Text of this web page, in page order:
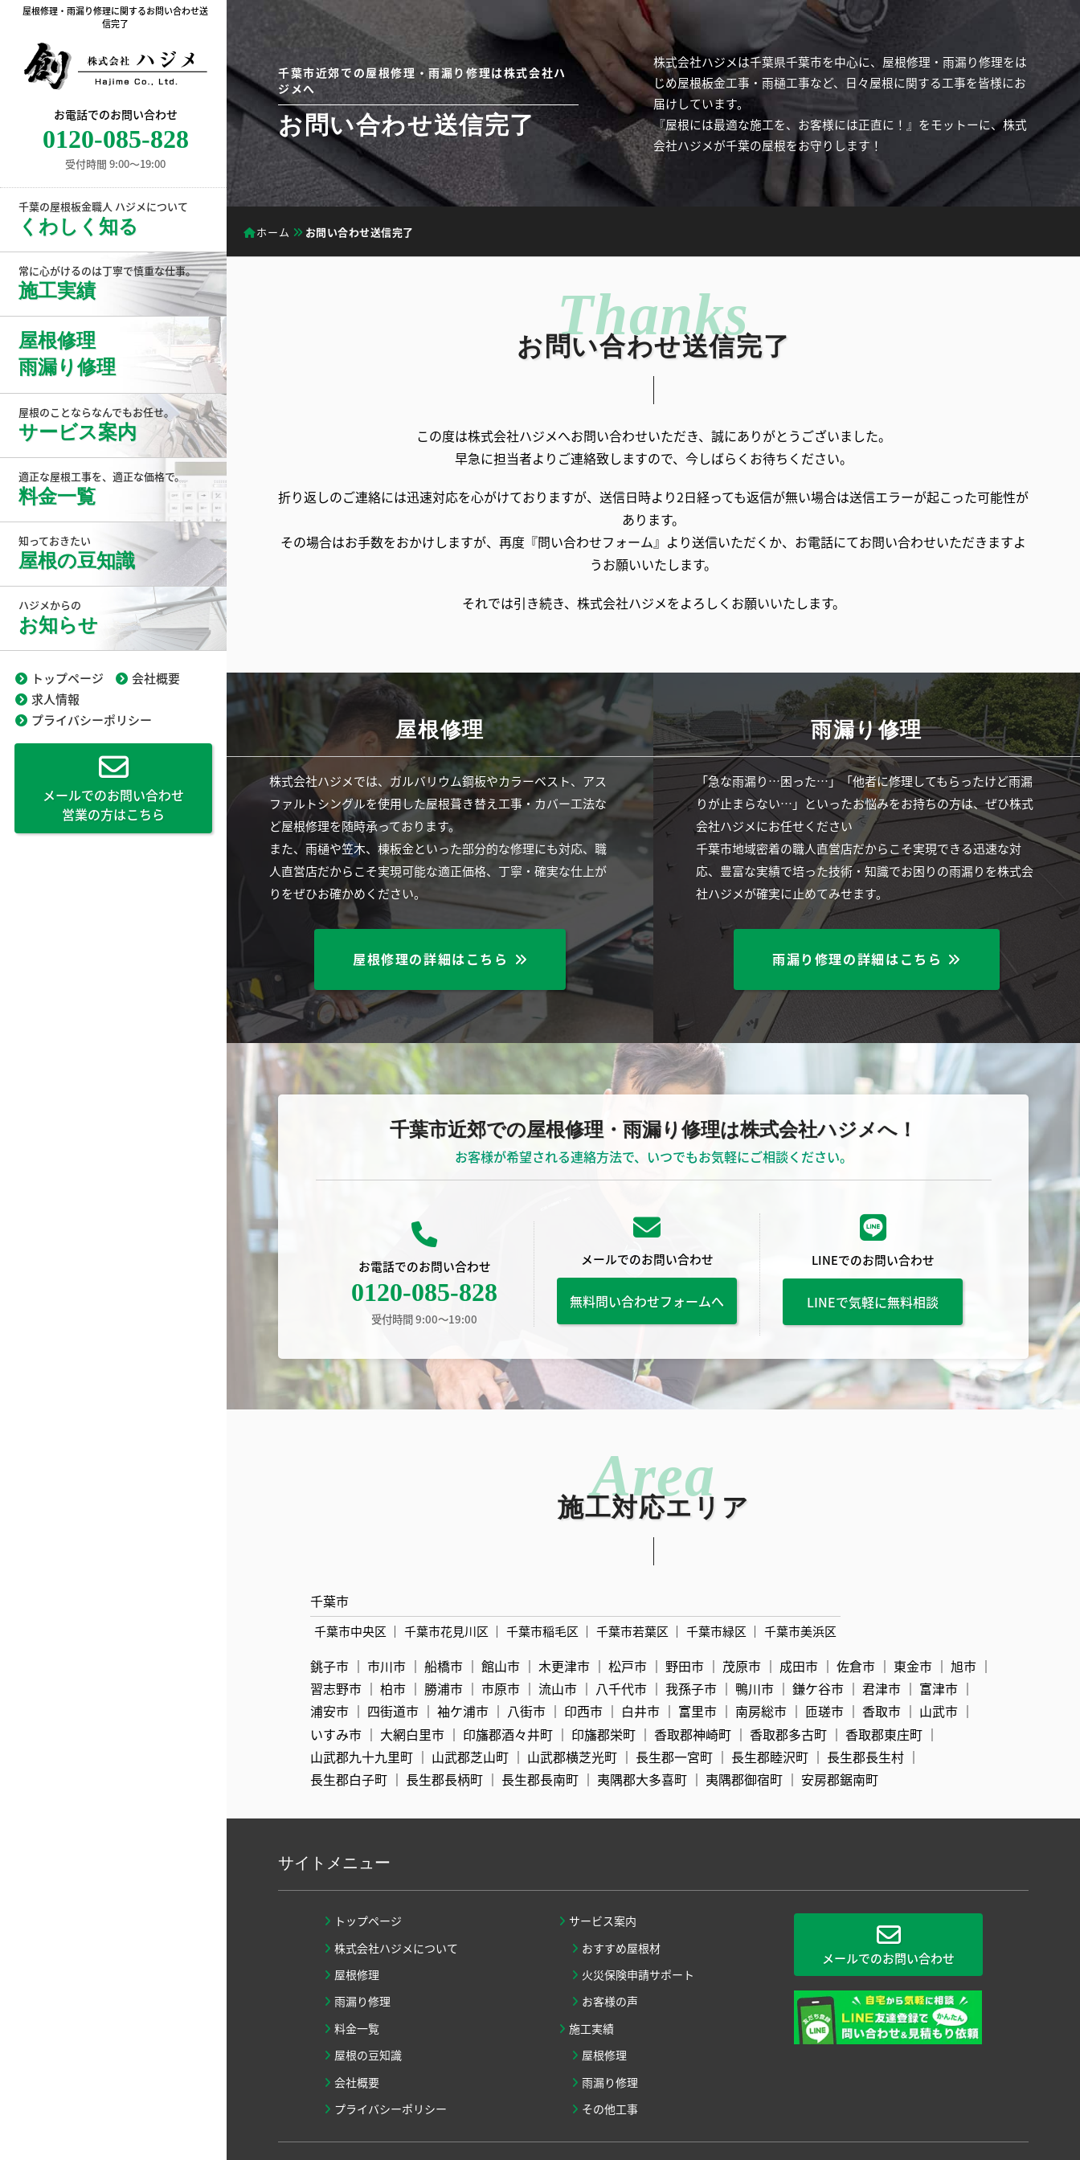
屋根修理・雨漏り修理に関するお問い合わせ送
信完了
お電話でのお問い合わせ
0120-085-828
受付時間 9:00〜19:00
千葉の屋根板金職人 ハジメについて
くわしく知る
常に心がけるのは丁寧で慎重な仕事。
施工実績
屋根修理
雨漏り修理
屋根のことならなんでもお任せ。
サービス案内
適正な屋根工事を、適正な価格で。
料金一覧
知っておきたい
屋根の豆知識
ハジメからの
お知らせ
トップページ
会社概要
求人情報
プライバシーポリシー
メールでのお問い合わせ
営業の方はこちら
千葉市近郊での屋根修理・雨漏り修理は株式会社ハ
ジメへ
お問い合わせ送信完了
株式会社ハジメは千葉県千葉市を中心に、屋根修理・雨漏り修理をは
じめ屋根板金工事・雨樋工事など、日々屋根に関する工事を皆様にお
届けしています。
『屋根には最適な施工を、お客様には正直に！』をモットーに、株式
会社ハジメが千葉の屋根をお守りします！
ホーム お問い合わせ送信完了
お問い合わせ送信完了
この度は株式会社ハジメへお問い合わせいただき、誠にありがとうございました。
早急に担当者よりご連絡致しますので、今しばらくお待ちください。
折り返しのご連絡には迅速対応を心がけておりますが、送信日時より2日経っても返信が無い場合は送信エラーが起こった可能性が
あります。
その場合はお手数をおかけしますが、再度『問い合わせフォーム』より送信いただくか、お電話にてお問い合わせいただきますよ
うお願いいたします。
それでは引き続き、株式会社ハジメをよろしくお願いいたします。
屋根修理
株式会社ハジメでは、ガルバリウム鋼板やカラーベスト、アス
ファルトシングルを使用した屋根葺き替え工事・カバー工法な
ど屋根修理を随時承っております。
また、雨樋や笠木、棟板金といった部分的な修理にも対応、職
人直営店だからこそ実現可能な適正価格、丁寧・確実な仕上が
りをぜひお確かめください。
屋根修理の詳細はこちら
雨漏り修理
「急な雨漏り…困った…」「他者に修理してもらったけど雨漏
りが止まらない…」といったお悩みをお持ちの方は、ぜひ株式
会社ハジメにお任せください
千葉市地域密着の職人直営店だからこそ実現できる迅速な対
応、豊富な実績で培った技術・知識でお困りの雨漏りを株式会
社ハジメが確実に止めてみせます。
雨漏り修理の詳細はこちら
千葉市近郊での屋根修理・雨漏り修理は株式会社ハジメへ！
お客様が希望される連絡方法で、いつでもお気軽にご相談ください。
お電話でのお問い合わせ
0120-085-828
受付時間 9:00〜19:00
メールでのお問い合わせ
無料問い合わせフォームへ
LINEでのお問い合わせ
LINEで気軽に無料相談
施工対応エリア
千葉市
千葉市中央区 千葉市花見川区 千葉市稲毛区 千葉市若葉区 千葉市緑区 千葉市美浜区
銚子市 市川市 船橋市 館山市 木更津市 松戸市 野田市 茂原市 成田市 佐倉市 東金市
旭市
習志野市
柏市 勝浦市 市原市 流山市 八千代市 我孫子市 鴨川市 鎌ケ谷市 君津市
富津市
浦安市
四街道市 袖ケ浦市 八街市 印西市 白井市 富里市 南房総市 匝瑳市 香取市
山武市
いすみ市
大網白里市 印旛郡酒々井町 印旛郡栄町 香取郡神崎町 香取郡多古町
香取郡東庄町
山武郡九十九里町
山武郡芝山町 山武郡横芝光町 長生郡一宮町 長生郡睦沢町
長生郡長生村
長生郡白子町
長生郡長柄町 長生郡長南町 夷隅郡大多喜町 夷隅郡御宿町 安房郡鋸南町
サイトメニュー
トップページ
株式会社ハジメについて
屋根修理
雨漏り修理
料金一覧
屋根の豆知識
会社概要
プライバシーポリシー
サービス案内
おすすめ屋根材
火災保険申請サポート
お客様の声
施工実績
屋根修理
雨漏り修理
その他工事
メールでのお問い合わせ